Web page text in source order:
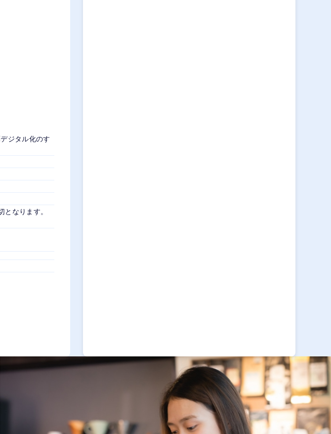
ジタル化のす
となります。